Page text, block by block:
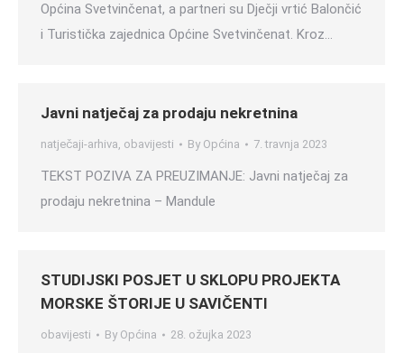
Općina Svetvinčenat, a partneri su Dječji vrtić Balončić
i Turistička zajednica Općine Svetvinčenat. Kroz…
Javni natječaj za prodaju nekretnina
natječaji-arhiva, obavijesti By Općina 7. travnja 2023
TEKST POZIVA ZA PREUZIMANJE: Javni natječaj za
prodaju nekretnina – Mandule
STUDIJSKI POSJET U SKLOPU PROJEKTA
MORSKE ŠTORIJE U SAVIČENTI
obavijesti By Općina 28. ožujka 2023